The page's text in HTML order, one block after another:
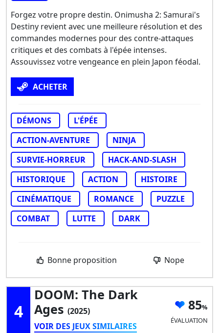
Forgez votre propre destin. Onimusha 2: Samurai's
Destiny revient avec une meilleure résolution et des
commandes modernes pour des contre-attaques
critiques et des combats à l'épée intenses.
Assouvissez votre vengeance en plein Japon féodal.
ACHETER
DÉMONS
L'ÉPÉE
ACTION-AVENTURE
NINJA
SURVIE-HORREUR
HACK-AND-SLASH
HISTORIQUE
ACTION
HISTOIRE
CINÉMATIQUE
ROMANCE
PUZZLE
COMBAT
LUTTE DARK
Bonne proposition Nope
4
DOOM: The Dark
Ages (2025)
VOIR DES JEUX SIMILAIRES
85
ÉVALUATION